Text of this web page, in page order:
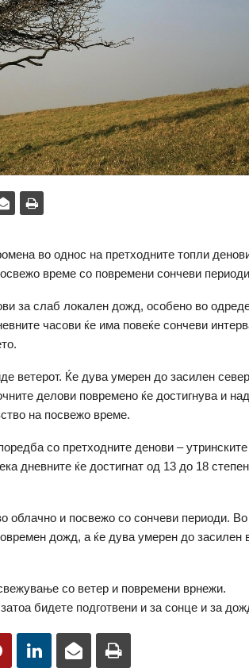
во однос на претходните топли
време со повремени сончеви
за слаб локален дожд, особено во
часови ќе има повеќе сончеви
ветерот. Ќе дува умерен до засилен
делови повремено ќе достигнува и
на посвежо време.
со претходните денови –
дневните ќе достигнат од 13 до 18
облачно и посвежо со сончеви периоди. Во
дожд, а ќе дува умерен до засилен
со ветер и повремени врнежи.
бидете подготвени и за сонце и за